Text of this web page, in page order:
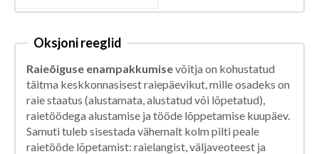
Oksjoni reeglid
Raieõiguse enampakkumisevõitja on kohustatud
täitma keskkonnasisest raiepäevikut, mille osadeks on
raie staatus (alustamata, alustatud või lõpetatud),
raietöödega alustamise ja tööde lõppetamise kuupäev.
Samuti tuleb sisestada vähemalt kolm pilti peale
raietööde lõpetamist: raielangist, väljaveoteest ja